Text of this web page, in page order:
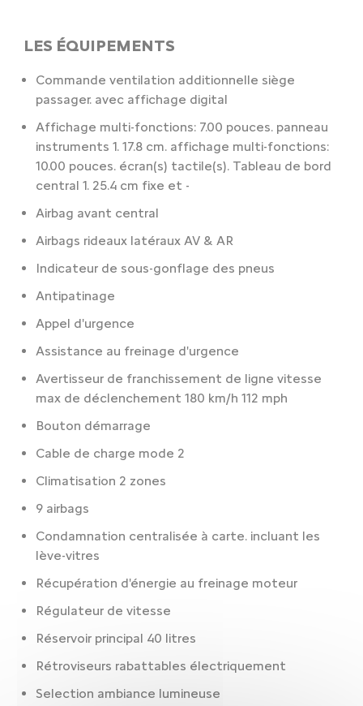
LES ÉQUIPEMENTS
Commande ventilation additionnelle siège
passager. avec affichage digital
Affichage multi-fonctions: 7.00 pouces. panneau
instruments 1. 17.8 cm. affichage multi-fonctions:
10.00 pouces. écran(s) tactile(s). Tableau de bord
central 1. 25.4 cm fixe et -
Airbag avant central
Airbags rideaux latéraux AV & AR
Indicateur de sous-gonflage des pneus
Antipatinage
Appel d'urgence
Assistance au freinage d'urgence
Avertisseur de franchissement de ligne vitesse
max de déclenchement 180 km/h 112 mph
Bouton démarrage
Cable de charge mode 2
Climatisation 2 zones
9 airbags
Condamnation centralisée à carte. incluant les
lève-vitres
Récupération d'énergie au freinage moteur
Régulateur de vitesse
Réservoir principal 40 litres
Rétroviseurs rabattables électriquement
Selection ambiance lumineuse